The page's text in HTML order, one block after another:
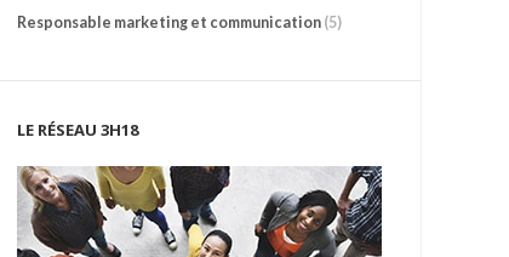
Responsable marketing et communication (5)
LE RÉSEAU 3H18